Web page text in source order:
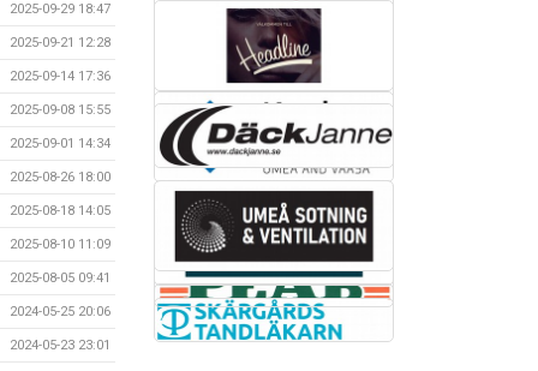
2025-09-29 18:47
2025-09-21 12:28
2025-09-14 17:36
2025-09-08 15:55
2025-09-01 14:34
2025-08-26 18:00
2025-08-18 14:05
2025-08-10 11:09
2025-08-05 09:41
2024-05-25 20:06
2024-05-23 23:01